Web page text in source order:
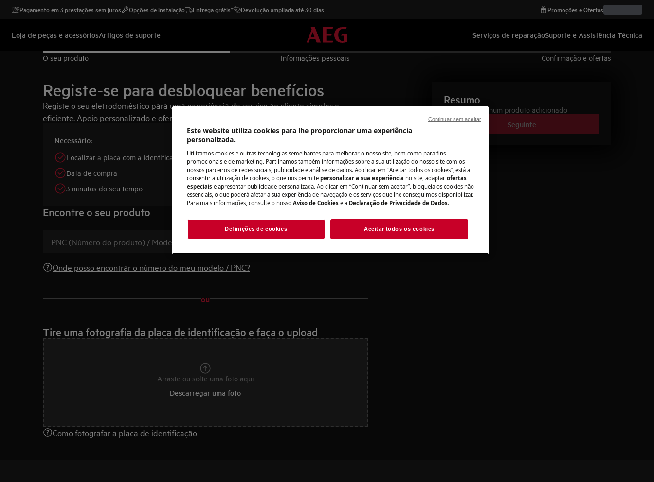
Pagamento em 3 prestações sem juros Opções de instalação Entrega grátis* Devolução ampliada até 30 dias Promoções e Ofertas
Loja de peças e acessóriosArtigos de suporte Serviços de reparaçãoSuporte e Assistência Técnica
O seu produto Informações pessoais Confirmação e ofertas
Registe-se para desbloquear benefícios
Registe o seu eletrodoméstico para uma experiência de serviço ao cliente simples e
eficiente. Apoio personalizado e ofertas exclusivas.
Necessário:
Localizar a placa com a identificação do aparelho
Data de compra
3 minutos do seu tempo
Encontre o seu produto
Onde posso encontrar o número do meu modelo / PNC?
ou
Tire uma fotografia da placa de identificação e faça o upload
Arraste ou solte uma foto aqui
Descarregar uma foto
Como fotografar a placa de identificação
Resumo
Nenhum produto adicionado
Seguinte
Este website utiliza cookies para lhe proporcionar uma experiência
personalizada.
Utilizamos cookies e outras tecnologias semelhantes para melhorar o nosso site, bem como para fins
promocionais e de marketing. Partilhamos também informações sobre a sua utilização do nosso site com os
nossos parceiros de redes sociais, publicidade e análise de dados. Ao clicar em "Aceitar todos os cookies”, está a
consentir a utilização de cookies, o que nos permite personalizar a sua experiência no site, adaptar ofertas
especiais e apresentar publicidade personalizada. Ao clicar em “Continuar sem aceitar”, bloqueia os cookies não
essenciais, o que poderá afetar a sua experiência de navegação e os serviços que lhe conseguimos disponibilizar.
Para mais informações, consulte o nosso Aviso de Cookies e a Declaração de Privacidade de Dados.
Definições de cookies Aceitar todos os cookies
Continuar sem aceitar